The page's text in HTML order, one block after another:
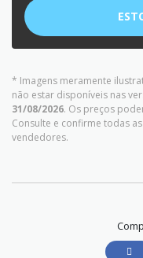
* Imagens meramente
não estar disponíveis nas
31/08/2026. Os preços
Consulte e confirme todas
vendedores.